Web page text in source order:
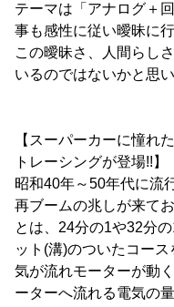
テーマは「アナログ＋
事も感性に従い曖昧に
この曖昧さ、人間らし
いるのではないかと思い
【スーパーカーに憧れ
トレーシングが登場!!】
昭和40年～50年代に流
再ブームの兆しが来て
とは、24分の1や32分
ット(溝)のついたコー
気が流れモーターが動
ーターへ流れる電気の